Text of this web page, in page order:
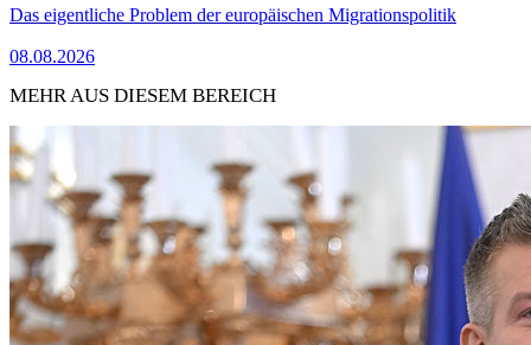
Das eigentliche Problem der europäischen Migrationspolitik
08.08.2026
MEHR AUS DIESEM BEREICH